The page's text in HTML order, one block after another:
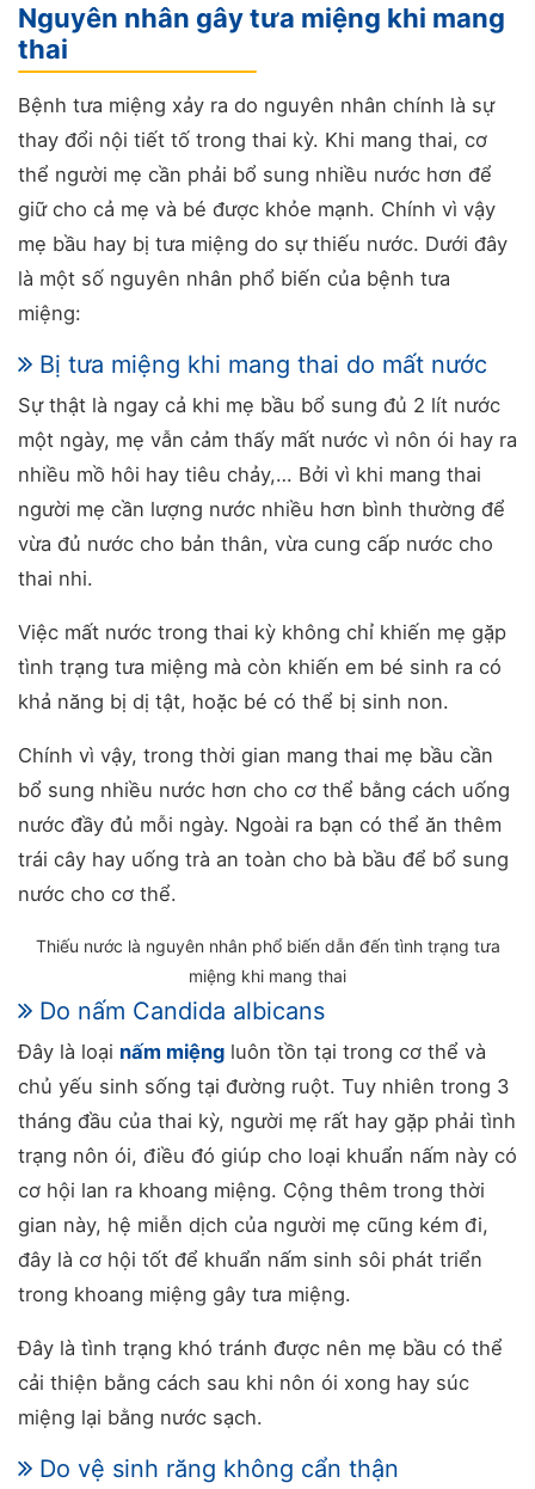
Nguyên nhân gây tưa miệng khi mang
thai
Bệnh tưa miệng xảy ra do nguyên nhân chính là sự
thay đổi nội tiết tố trong thai kỳ. Khi mang thai, cơ
thể người mẹ cần phải bổ sung nhiều nước hơn để
giữ cho cả mẹ và bé được khỏe mạnh. Chính vì vậy
mẹ bầu hay bị tưa miệng do sự thiếu nước. Dưới đây
là một số nguyên nhân phổ biến của bệnh tưa
miệng:
Bị tưa miệng khi mang thai do mất nước
Sự thật là ngay cả khi mẹ bầu bổ sung đủ 2 lít nước
một ngày, mẹ vẫn cảm thấy mất nước vì nôn ói hay ra
nhiều mồ hôi hay tiêu chảy,… Bởi vì khi mang thai
người mẹ cần lượng nước nhiều hơn bình thường để
vừa đủ nước cho bản thân, vừa cung cấp nước cho
thai nhi.
Việc mất nước trong thai kỳ không chỉ khiến mẹ gặp
tình trạng tưa miệng mà còn khiến em bé sinh ra có
khả năng bị dị tật, hoặc bé có thể bị sinh non.
Chính vì vậy, trong thời gian mang thai mẹ bầu cần
bổ sung nhiều nước hơn cho cơ thể bằng cách uống
nước đầy đủ mỗi ngày. Ngoài ra bạn có thể ăn thêm
trái cây hay uống trà an toàn cho bà bầu để bổ sung
nước cho cơ thể.
Thiếu nước là nguyên nhân phổ biến dẫn đến tình trạng tưa
miệng khi mang thai
Do nấm Candida albicans
Đây là loại nấm miệng luôn tồn tại trong cơ thể và
chủ yếu sinh sống tại đường ruột. Tuy nhiên trong 3
tháng đầu của thai kỳ, người mẹ rất hay gặp phải tình
trạng nôn ói, điều đó giúp cho loại khuẩn nấm này có
cơ hội lan ra khoang miệng. Cộng thêm trong thời
gian này, hệ miễn dịch của người mẹ cũng kém đi,
đây là cơ hội tốt để khuẩn nấm sinh sôi phát triển
trong khoang miệng gây tưa miệng.
Đây là tình trạng khó tránh được nên mẹ bầu có thể
cải thiện bằng cách sau khi nôn ói xong hay súc
miệng lại bằng nước sạch.
Do vệ sinh răng không cẩn thận